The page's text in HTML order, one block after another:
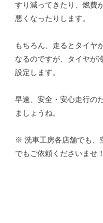
すり減ってきたり、燃費
悪くなったりします。
もちろん、走るとタイヤ
なるのですが、タイヤが
設定します。
早速、安全・安心走行の
ましょうね。
※ 洗車工房各店舗でも、
でもご依頼くださいませ